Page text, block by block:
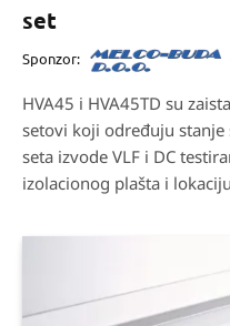
set
Sponzor:
HVA45 i HVA45TD su
setovi koji određuju
seta izvode VLF i DC
izolacionog plašta i